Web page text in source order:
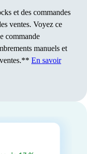
à portée de
fournit des
rapports en
une longueur
et des commandes
ventes. Voyez ce
commande
manuels et
En savoir